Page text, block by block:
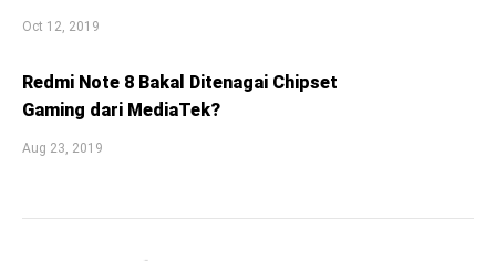
Oct 12, 2019
Redmi Note 8 Bakal Ditenagai Chipset
Gaming dari MediaTek?
Aug 23, 2019